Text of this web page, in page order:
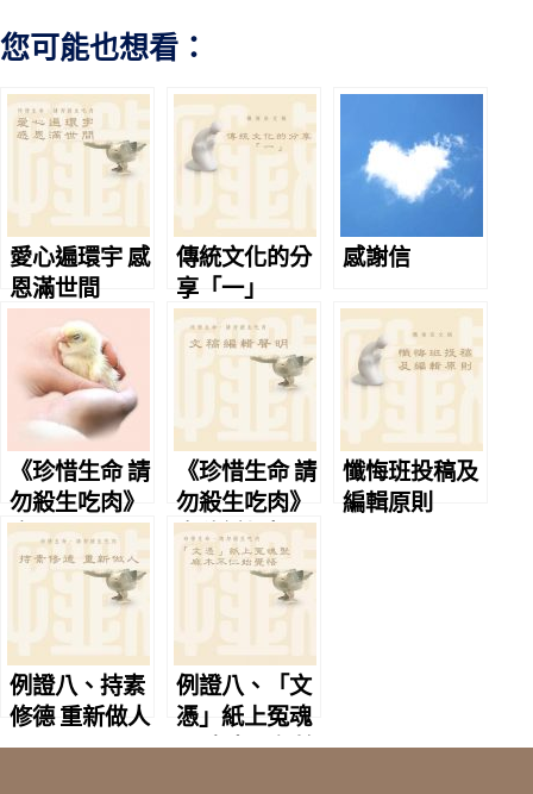
您可能也想看：
愛心遍環宇 感
恩滿世間
傳統文化的分
享「一」
感謝信
《珍惜生命 請
勿殺生吃肉》
序
《珍惜生命 請
勿殺生吃肉》
文稿編輯聲明
懺悔班投稿及
編輯原則
例證八、持素
修德 重新做人
例證八、「文
憑」紙上冤魂
聚 麻木不仁始